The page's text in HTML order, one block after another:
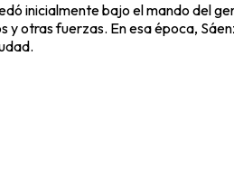
inicialmente bajo el mando del
otras fuerzas. En esa época,